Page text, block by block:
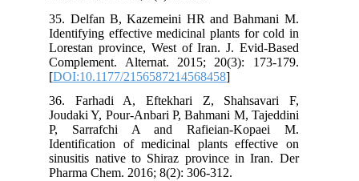
35. Delfan B, Kazemeini HR and Bahmani M.
Identifying effective medicinal plants for cold in
Lorestan province, West of Iran. J. Evid-Based
Complement. Alternat. 2015; 20(3): 173-179.
[DOI:10.1177/2156587214568458
36. Farhadi A, Eftekhari Z, Shahsavari F,
Joudaki Y, Pour-Anbari P, Bahmani M, Tajeddini
P, Sarrafchi A and Rafieian-Kopaei M.
Identification of medicinal plants effective on
sinusitis native to Shiraz province in Iran. Der
Pharma Chem. 2016; 8(2): 306-312.